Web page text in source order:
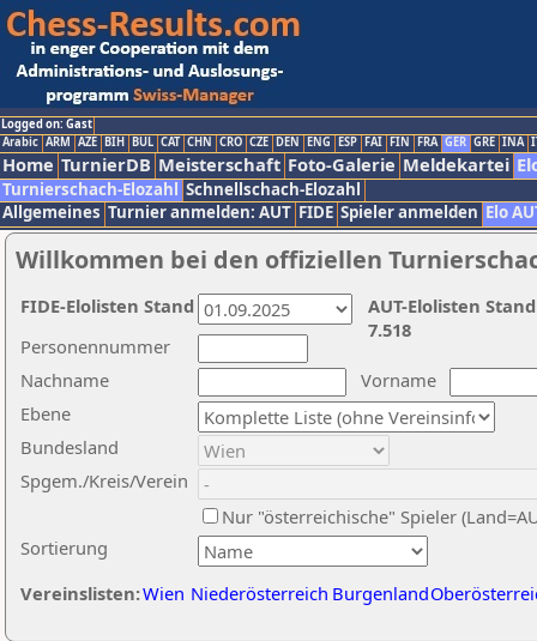
Logged on: Gast
Arabic ARM AZE BIH BUL CAT CHN CRO CZE DEN ENG ESP FAI FIN FRA GER GRE INA
Home TurnierDB Meisterschaft Foto-Galerie Meldekartei
Turnierschach-Elozahl Schnellschach-Elozahl
Allgemeines Turnier anmelden: AUT FIDE Spieler anmelden Elo
Willkommen bei den offiziellen
Nachname
Vorname
Ebene
Sortierung
Personennummer
Bundesland
Spgem./Kreis/Verein
Nur "österreichische" Spieler
Vereinslisten:Wien Niederösterreich Burgenland
AUT-Elolisten
7.518
FIDE-Elolisten Stand